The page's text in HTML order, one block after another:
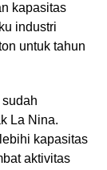
kapasitas
industri
untuk tahun
La Nina.
kapasitas
aktivitas